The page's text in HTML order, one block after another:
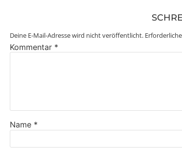
Deine E-Mail-Adresse wird nicht veröffentlicht.
Kommentar *
Name *